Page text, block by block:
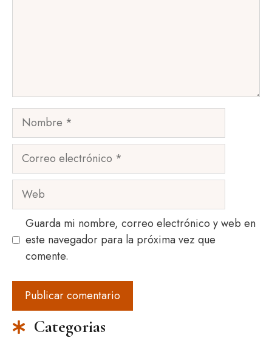
Nombre
Correo
Web
Guarda mi nombre, correo electrónico y web en
este navegador para la próxima vez que
comente.
Categorias